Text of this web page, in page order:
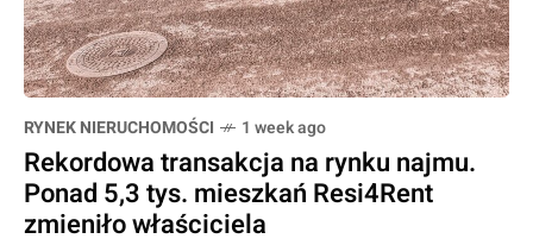
RYNEK NIERUCHOMOŚCI 1 week ago
Rekordowa transakcja na rynku najmu.
Ponad 5,3 tys. mieszkań Resi4Rent
zmieniło właściciela